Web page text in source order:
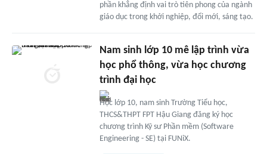
phần khẳng định vai trò tiên phong của ngành
giáo dục trong khởi nghiệp, đổi mới, sáng tạo.
Nam sinh lớp 10 mê lập trình vừa
học phổ thông, vừa học chương
trình đại học
Học lớp 10, nam sinh Trường Tiểu học,
THCS&THPT FPT Hậu Giang đăng ký học
chương trình Kỹ sư Phần mềm (Software
Engineering - SE) tại FUNiX.